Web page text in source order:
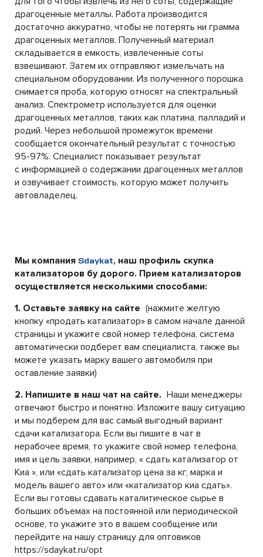
драгоценные металлы. Работа производится
достаточно аккуратно, чтобы не потерять ни грамма
драгоценных металлов. Полученный материал
складывается в емкость, извлеченные соты
взвешивают. Затем их отправляют измельчать на
специальном оборудовании. Из полученного порошка
снимается проба, которую относят на спектральный
анализ. Спектрометр используется для оценки
драгоценных металлов, таких как платина, палладий и
родий. Через небольшой промежуток времени
сообщается окончательный результат с точностью
95-97%. Специалист показывает результат
с информацией о содержании драгоценных металлов
и озвучивает стоимость, которую может получить
автовладелец.
Мы компания Sdaykat, наш профиль скупка
катализаторов бу дорого. Прием катализаторов
осуществляется несколькими способами:
1. Оставьте заявку на сайте (нажмите желтую
кнопку «продать катализатор» в самом начале данной
страницы и укажите свой номер телефона, система
автоматически подберет вам специалиста, также вы
можете указать марку вашего автомобиля при
оставление заявки)
2. Напишите в наш чат на сайте. Наши менеджеры
отвечают быстро и понятно. Изложите вашу ситуацию
и мы подберем для вас самый выгодный вариант
сдачи катализатора. Если вы пишите в чат в
нерабочее время, то укажите свой номер телефона,
имя и цель заявки, например, « сдать катализатор от
Киа », или «сдать катализатор цена за кг, марка и
модель вашего авто» или «катализатор киа сдать».
Если вы готовы сдавать каталитическое сырье в
больших объемах на постоянной или периодической
основе, то укажите это в вашем сообщение или
перейдите на нашу страницу для оптовиков
https://sdaykat.ru/opt